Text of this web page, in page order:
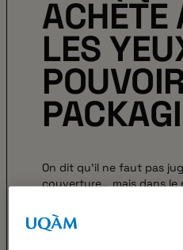
ACHÈTE
LES
On dit qu’il ne faut pas
couverture… mais dans le
MÉGANE PERREAULT, MÉLISSA